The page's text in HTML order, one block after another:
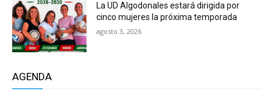
La UD Algodonales estará dirigida por
cinco mujeres la próxima temporada
agosto 3, 2026
AGENDA